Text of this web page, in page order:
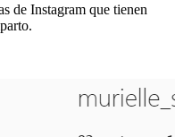
de Instagram que tienen